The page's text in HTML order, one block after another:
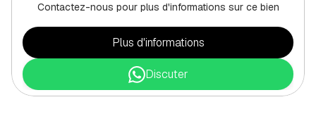
Contactez-nous pour plus d'informations sur ce bien
Plus d'informations
Discuter